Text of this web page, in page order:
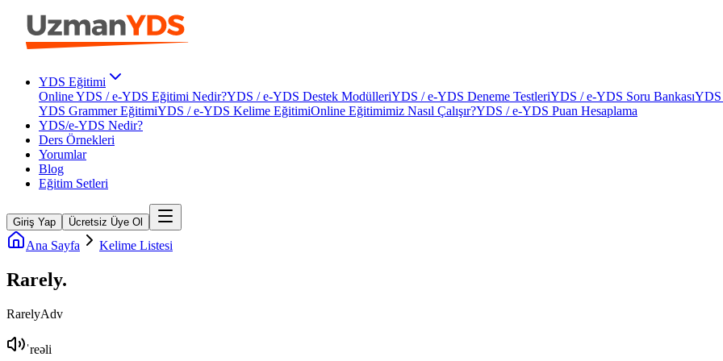
YDS Eğitimi
Online YDS / e-YDS Eğitimi Nedir?YDS / e-YDS Destek ModülleriYDS / e-YDS Deneme TestleriYDS / e-YDS Soru BankasıYDS
YDS Grammer EğitimiYDS / e-YDS Kelime EğitimiOnline Eğitimimiz Nasıl Çalışır?YDS / e-YDS Puan Hesaplama
YDS/e-YDS Nedir?
Ders Örnekleri
Yorumlar
Blog
Eğitim Setleri
Giriş Yap Ücretsiz Üye Ol
Ana Sayfa Kelime Listesi
Rarely.
RarelyAdv
ˈreəli